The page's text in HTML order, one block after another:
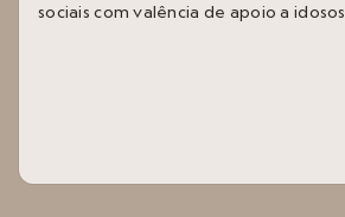
sociais com valência de apoio a idosos